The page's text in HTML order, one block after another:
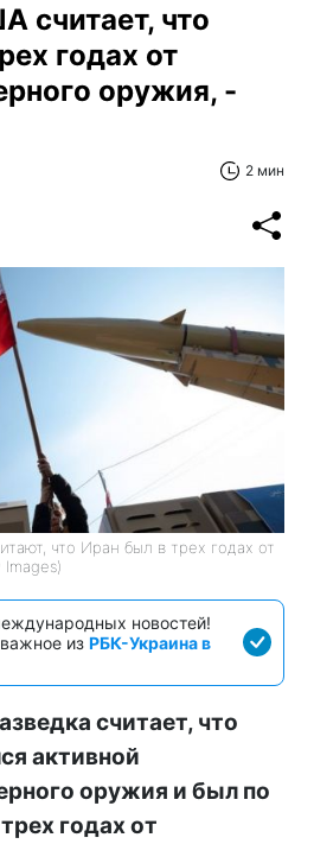
считает, что
годах от
оружия, -
2 мин
что Иран был в трех годах от
новостей!
из РБК-Украина в
считает, что
активной
оружия и был по
годах от